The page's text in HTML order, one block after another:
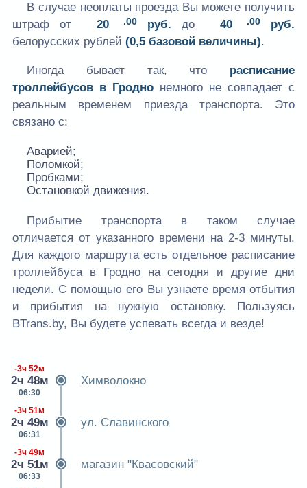
В случае неоплаты проезда Вы можете получить
штраф от
20 .00руб. до 40 .00руб.
белорусских рублей (0,5 базовой величины).
Иногда бывает так, что расписание
троллейбусов в Гродно немного не совпадает с
реальным временем приезда транспорта. Это
связано с:
Аварией;
Поломкой;
Пробками;
Остановкой движения.
Прибытие транспорта в таком случае
отличается от указанного времени на 2-3 минуты.
Для каждого маршрута есть отдельное расписание
троллейбуса в Гродно на сегодня и другие дни
недели. С помощью его Вы узнаете время отбытия
и прибытия на нужную остановку. Пользуясь
BTrans.by, Вы будете успевать всегда и везде!
-3ч 52м
2ч 48м
06:30
Химволокно
-3ч 51м
2ч 49м
06:31
ул. Славинского
-3ч 49м
2ч 51м
06:33
магазин "Квасовский"